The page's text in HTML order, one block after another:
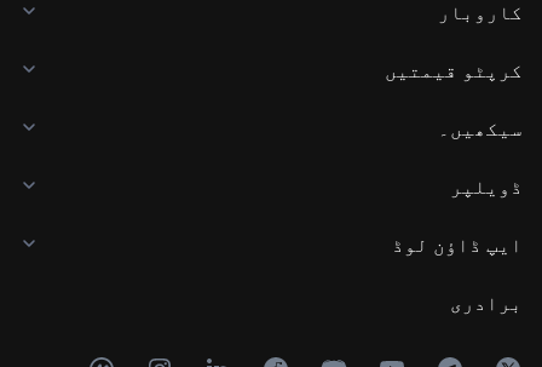
کاروبار
کرپٹو قیمتیں
سیکھیں۔
ڈویلپر
ایپ ڈاؤن لوڈ
برادری